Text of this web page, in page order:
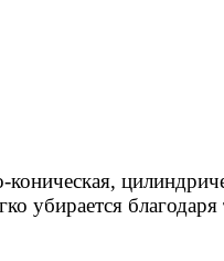
убирается